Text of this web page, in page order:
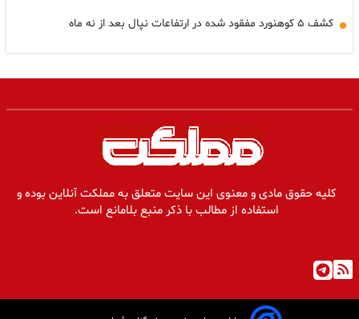
کشف ۵ کوهنورد مفقود شده در ارتفاعات نپال بعد از نه ماه
کلیه حقوق مادی و معنوی این سایت متعلق به مملکت آنلاین بوده و
استفاده از مطالب با ذکر منبع بلامانع است.